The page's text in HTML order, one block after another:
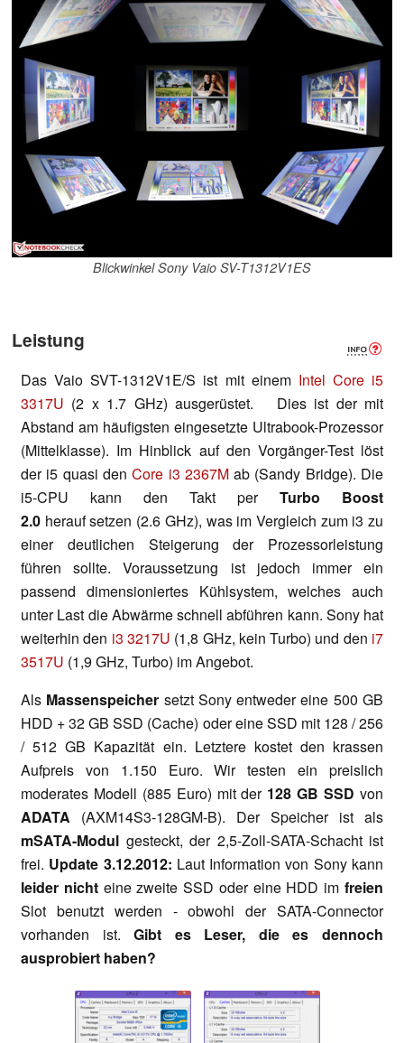
Blickwinkel Sony Vaio SV-T1312V1ES
Leistung
Das Vaio SVT-1312V1E/S ist mit einem Intel Core i5
3317U (2 x 1.7 GHz) ausgerüstet. Dies ist der mit
Abstand am häufigsten eingesetzte Ultrabook-Prozessor
(Mittelklasse). Im Hinblick auf den Vorgänger-Test löst
der i5 quasi denCore i3 2367Mab (Sandy Bridge). Die
i5-CPU kann den Takt per Turbo Boost
2.0 herauf setzen (2.6 GHz), was im Vergleich zum i3 zu
einer deutlichen Steigerung der Prozessorleistung
führen sollte. Voraussetzung ist jedoch immer ein
passend dimensioniertes Kühlsystem, welches auch
unter Last die Abwärme schnell abführen kann. Sony hat
weiterhin den i3 3217U (1,8 GHz, kein Turbo) und den i7
3517U (1,9 GHz, Turbo) im Angebot.
Als Massenspeicher setzt Sony entweder eine 500 GB
HDD + 32 GB SSD (Cache) oder eine SSD mit 128 / 256
/ 512 GB Kapazität ein. Letztere kostet den krassen
Aufpreis von 1.150 Euro. Wir testen ein preislich
moderates Modell (885 Euro) mit der 128 GB SSD von
ADATA (AXM14S3-128GM-B). Der Speicher ist als
mSATA-Modul gesteckt, der 2,5-Zoll-SATA-Schacht ist
frei. Update 3.12.2012: Laut Information von Sony kann
leider nichteine zweite SSD oder eine HDD imfreien
Slot benutzt werden - obwohl der SATA-Connector
vorhanden ist.Gibt es Leser, die es dennoch
ausprobiert haben?